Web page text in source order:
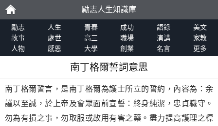
勵
志
勵志人生知識庫
勵志 人生 青春 成功 語錄
美文
故事
處世 高三 職場 演講
家教
人物
感恩 大學 創業 名言 更多
南丁格爾誓詞意思
南丁格爾誓言，是南丁格爾為護士所立的誓約，內容為：余
謹以至誠，於上帝及會眾面前宣誓：終身純潔，忠貞職守。
勿為有損之事，勿取服或故用有害之藥。盡力提高護理之標